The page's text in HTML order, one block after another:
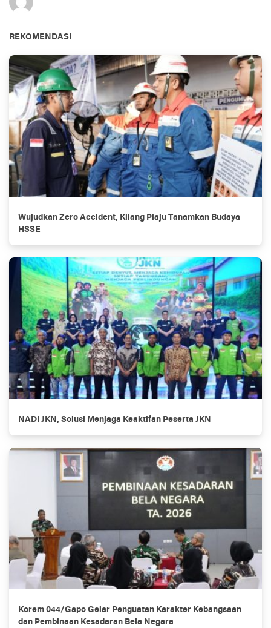
REKOMENDASI
Wujudkan Zero Accident, Kilang Plaju Tanamkan Budaya
HSSE
NADI JKN, Solusi Menjaga Keaktifan Peserta JKN
Korem 044/Gapo Gelar Penguatan Karakter Kebangsaan
dan Pembinaan Kesadaran Bela Negara